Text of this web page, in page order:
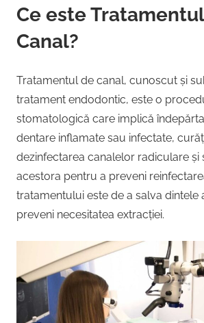
Ce este
Canal?
Tratamentul de canal, cunoscut și
tratament endodontic, este o
stomatologică care implică
dentare inflamate sau infectate,
dezinfectarea canalelor radiculare și
acestora pentru a preveni
tratamentului este de a salva dintele
preveni necesitatea extracției.